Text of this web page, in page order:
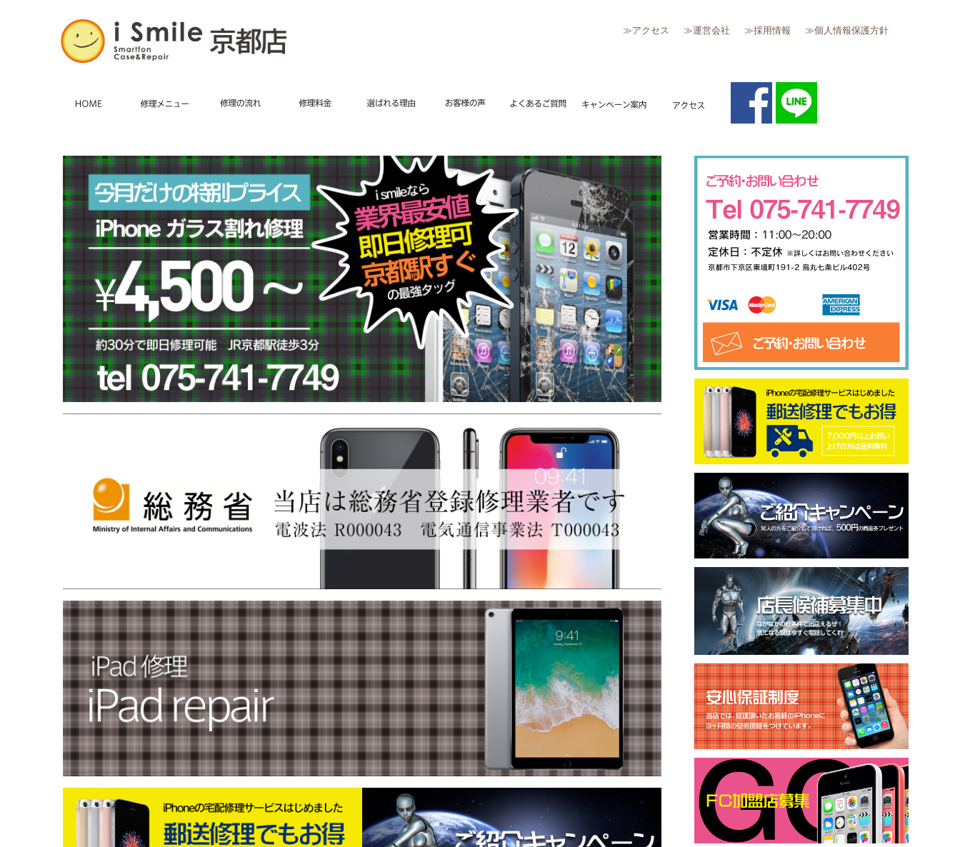
≫アクセス ≫運営会社 ≫採用情報 ≫個人情報保護方針
キャンペーン案内アクセス